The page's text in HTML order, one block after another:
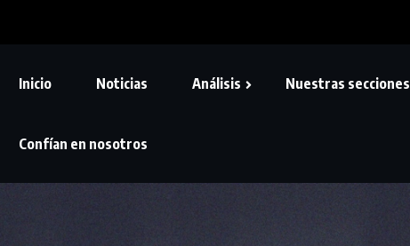
Inicio Noticias Análisis Nuestras secciones
Confían en nosotros